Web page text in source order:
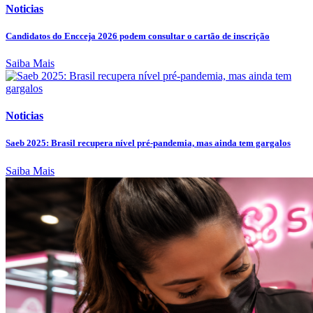
Noticias
Candidatos do Encceja 2026 podem consultar o cartão de inscrição
Saiba Mais
Noticias
Saeb 2025: Brasil recupera nível pré-pandemia, mas ainda tem gargalos
Saiba Mais